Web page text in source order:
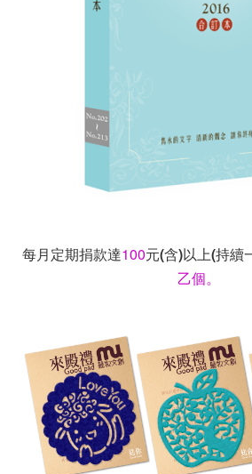
每月定期捐款達100元(含)以上(持續
乙個。